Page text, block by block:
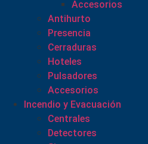
Accesorios
Antihurto
Presencia
Cerraduras
Hoteles
Pulsadores
Accesorios
Incendio y Evacuación
Centrales
Detectores